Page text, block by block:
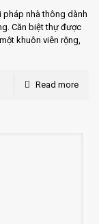
pháp nhà thông dành
Căn biệt thự được
khuôn viên rộng,
Read more